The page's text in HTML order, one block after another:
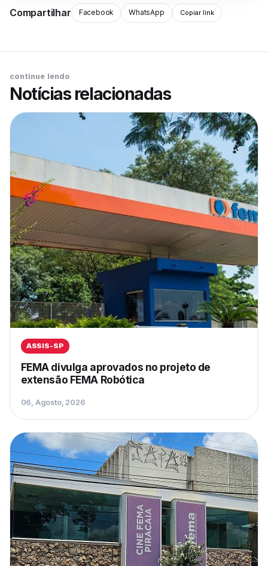
Compartilhar Facebook WhatsApp Copiar link
continue lendo
Notícias relacionadas
ASSIS-SP
FEMA divulga aprovados no projeto de
extensão FEMA Robótica
06, Agosto, 2026